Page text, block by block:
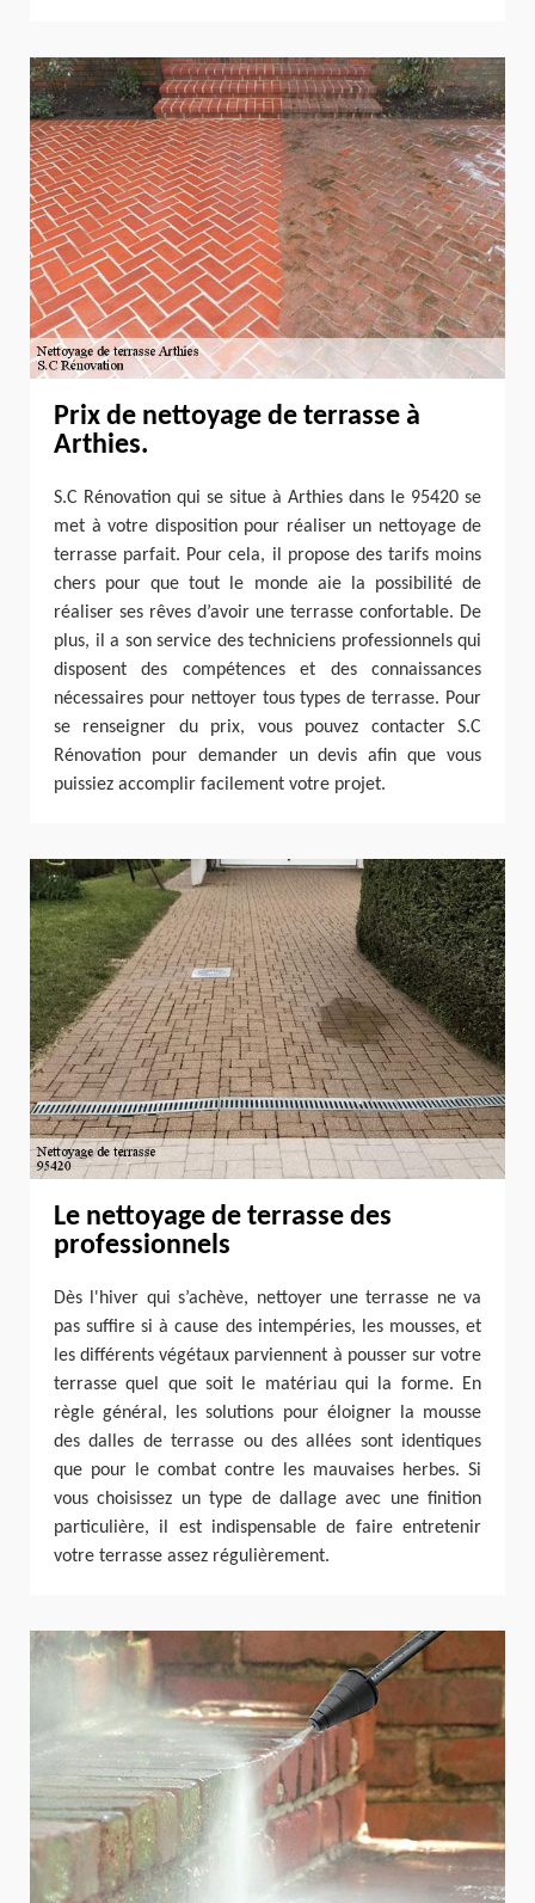
Prix de nettoyage de terrasse à
Arthies.
S.C Rénovation qui se situe à Arthies dans le 95420 se
met à votre disposition pour réaliser un nettoyage de
terrasse parfait. Pour cela, il propose des tarifs moins
chers pour que tout le monde aie la possibilité de
réaliser ses rêves d’avoir une terrasse confortable. De
plus, il a son service des techniciens professionnels qui
disposent des compétences et des connaissances
nécessaires pour nettoyer tous types de terrasse. Pour
se renseigner du prix, vous pouvez contacter S.C
Rénovation pour demander un devis afin que vous
puissiez accomplir facilement votre projet.
Le nettoyage de terrasse des
professionnels
Dès l'hiver qui s’achève, nettoyer une terrasse ne va
pas suffire si à cause des intempéries, les mousses, et
les différents végétaux parviennent à pousser sur votre
terrasse quel que soit le matériau qui la forme. En
règle général, les solutions pour éloigner la mousse
des dalles de terrasse ou des allées sont identiques
que pour le combat contre les mauvaises herbes. Si
vous choisissez un type de dallage avec une finition
particulière, il est indispensable de faire entretenir
votre terrasse assez régulièrement.